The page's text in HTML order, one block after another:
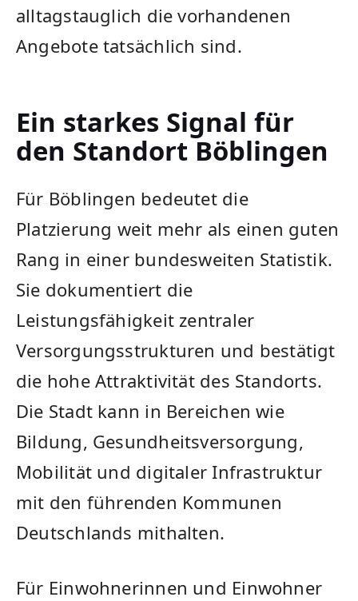
alltagstauglich die vorhandenen
Angebote tatsächlich sind.
Ein starkes Signal für
den Standort Böblingen
Für Böblingen bedeutet die
Platzierung weit mehr als einen guten
Rang in einer bundesweiten Statistik.
Sie dokumentiert die
Leistungsfähigkeit zentraler
Versorgungsstrukturen und bestätigt
die hohe Attraktivität des Standorts.
Die Stadt kann in Bereichen wie
Bildung, Gesundheitsversorgung,
Mobilität und digitaler Infrastruktur
mit den führenden Kommunen
Deutschlands mithalten.
Für Einwohnerinnen und Einwohner